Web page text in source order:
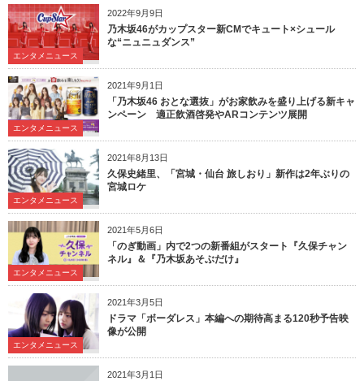
2022年9月9日
エンタメニュース
乃木坂46がカップスター新CMでキュート×シュール
な“ニュニュダンス”
2021年9月1日
エンタメニュース
「乃木坂46 おとな選抜」がお家飲みを盛り上げる新キャ
ンペーン 適正飲酒啓発やARコンテンツ展開
2021年8月13日
エンタメニュース
久保史緒里、「宮城・仙台 旅しおり」新作は2年ぶりの
宮城ロケ
2021年5月6日
エンタメニュース
「のぎ動画」内で2つの新番組がスタート『久保チャン
ネル』＆『乃木坂あそぶだけ』
2021年3月5日
エンタメニュース
ドラマ「ボーダレス」本編への期待高まる120秒予告映
像が公開
2021年3月1日